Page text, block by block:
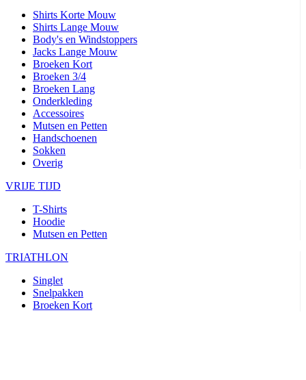
Shirts Korte Mouw
Shirts Lange Mouw
Body's en Windstoppers
Jacks Lange Mouw
Broeken Kort
Broeken 3/4
Broeken Lang
Onderkleding
Accessoires
Mutsen en Petten
Handschoenen
Sokken
Overig
VRIJE TIJD
T-Shirts
Hoodie
Mutsen en Petten
TRIATHLON
Singlet
Snelpakken
Broeken Kort